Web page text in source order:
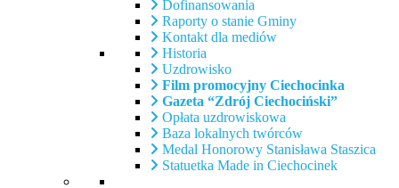
Dofinansowania
Raporty o stanie Gminy
Kontakt dla mediów
Historia
Uzdrowisko
Film promocyjny Ciechocinka
Gazeta “Zdrój Ciechociński”
Opłata uzdrowiskowa
Baza lokalnych twórców
Medal Honorowy Stanisława Staszica
Statuetka Made in Ciechocinek